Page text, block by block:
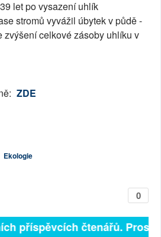
let po vysazení uhlík
stromů vyvážil úbytek v půdě -
zvýšení celkové zásoby uhlíku v
ZDE
Ekologie
0
příspěvcích čtenářů.